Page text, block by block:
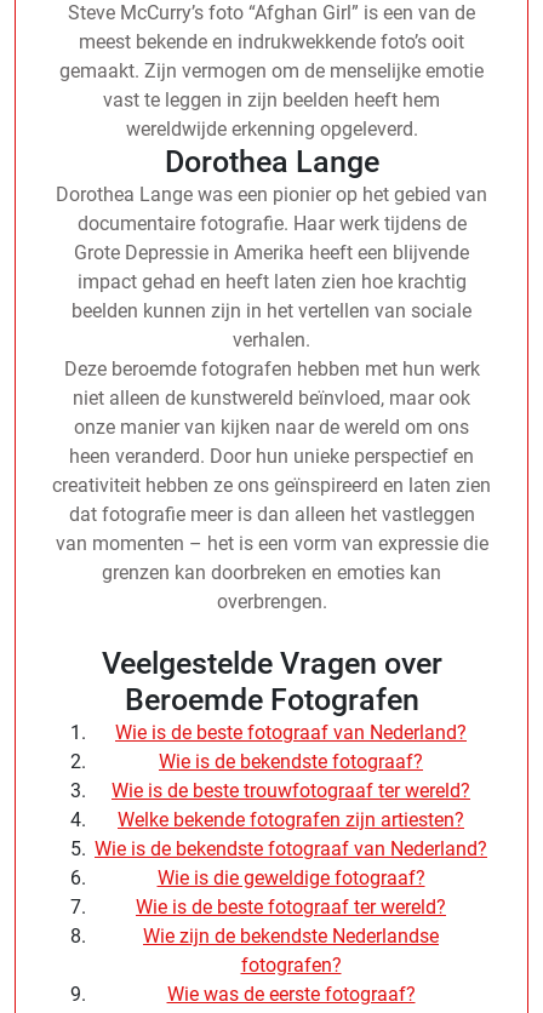
Steve McCurry’s foto “Afghan Girl” is een van de
meest bekende en indrukwekkende foto’s ooit
gemaakt. Zijn vermogen om de menselijke emotie
vast te leggen in zijn beelden heeft hem
wereldwijde erkenning opgeleverd.
Dorothea Lange
Dorothea Lange was een pionier op het gebied van
documentaire fotografie. Haar werk tijdens de
Grote Depressie in Amerika heeft een blijvende
impact gehad en heeft laten zien hoe krachtig
beelden kunnen zijn in het vertellen van sociale
verhalen.
Deze beroemde fotografen hebben met hun werk
niet alleen de kunstwereld beïnvloed, maar ook
onze manier van kijken naar de wereld om ons
heen veranderd. Door hun unieke perspectief en
creativiteit hebben ze ons geïnspireerd en laten zien
dat fotografie meer is dan alleen het vastleggen
van momenten – het is een vorm van expressie die
grenzen kan doorbreken en emoties kan
overbrengen.
Veelgestelde Vragen over
Beroemde Fotografen
Wie is de beste fotograaf van Nederland?
Wie is de bekendste fotograaf?
Wie is de beste trouwfotograaf ter wereld?
Welke bekende fotografen zijn artiesten?
Wie is de bekendste fotograaf van Nederland?
Wie is die geweldige fotograaf?
Wie is de beste fotograaf ter wereld?
Wie zijn de bekendste Nederlandse
fotografen?
Wie was de eerste fotograaf?